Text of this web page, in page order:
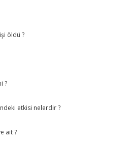
öldü ?
?
etkisi nelerdir ?
ait ?